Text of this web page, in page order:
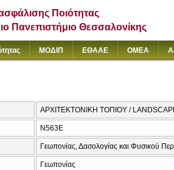
Ποιότητας
Πανεπιστήμιο Θεσσαλονίκης
ΜΟΔΙΠ ΕΘΑΑΕ ΟΜΕΑ
ΑΡΧΙΤΕΚΤΟΝΙΚΗ ΤΟΠΙΟΥ /
Ν563Ε
Γεωπονίας, Δασολογίας και Φυσικού
Γεωπονίας